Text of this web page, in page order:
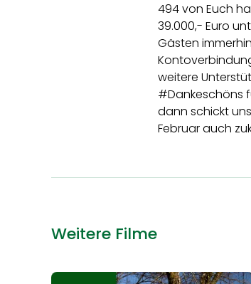
494 von Euch
39.000,- Euro
Gästen
weitere
#Dankeschöns
dann schickt
Februar auch
Weitere Filme